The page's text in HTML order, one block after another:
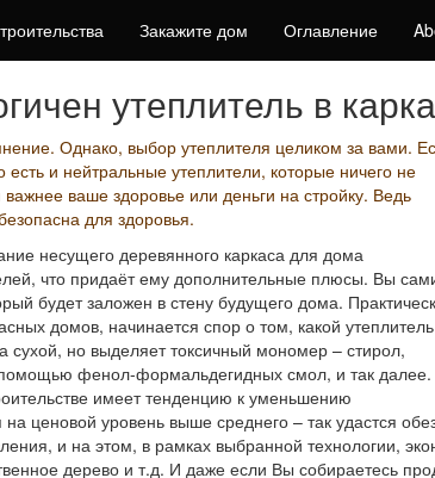
Закажите дом Оглавление
утеплитель в
Однако, выбор утеплителя целиком за вами.
и нейтральные утеплители, которые ничего не
ваше здоровье или деньги на стройку. Ведь
для здоровья.
несущего деревянного каркаса для дома
что придаёт ему дополнительные плюсы. Вы
будет заложен в стену будущего дома.
домов, начинается спор о том, какой утеплитель
сухой, но выделяет токсичный мономер – стирол,
фенол-формальдегидных смол, и так далее.
имеет тенденцию к уменьшению
ценовой уровень выше среднего – так удастся
и на этом, в рамках выбранной технологии,
дерево и т.д. И даже если Вы собираетесь